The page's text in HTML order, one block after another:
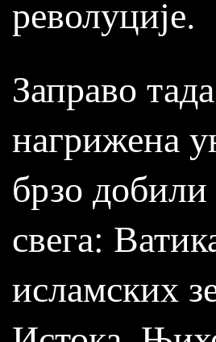
револуције.
Заправо
нагрижена
брзо
свега:
исламских